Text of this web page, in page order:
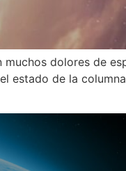
dolores de
estado de la